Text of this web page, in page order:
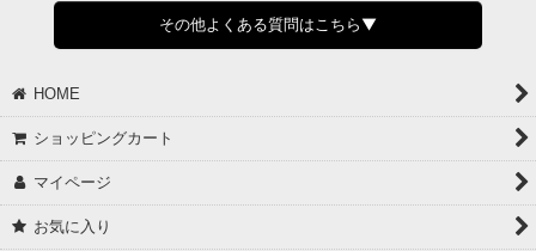
さい。
◆領収書はご希望頂いた場合のみ発行しております。
【これからご注文する場合】
願いします。
②宛名（空欄は上様は不可）
③但し書き（空欄やお品代は不可）
その他よくある質問はこちら▼
HOME
ショッピングカート
マイページ
お気に入り